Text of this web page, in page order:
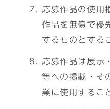
応募作品の使用
作品を無償で優
するものとする
応募作品は展示
等への掲載・そ
業に使用するこ